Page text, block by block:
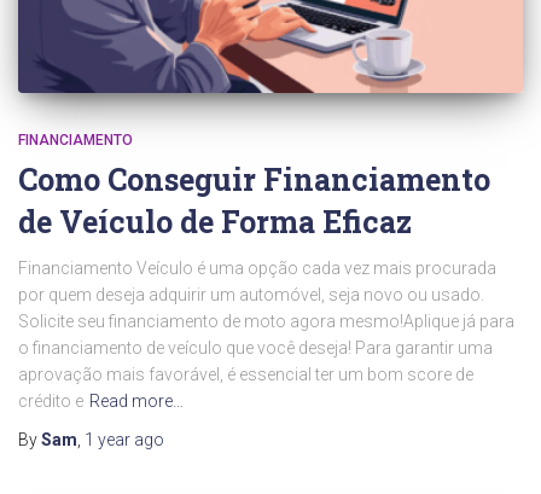
FINANCIAMENTO
Como Conseguir Financiamento
de Veículo de Forma Eficaz
Financiamento Veículo é uma opção cada vez mais procurada
por quem deseja adquirir um automóvel, seja novo ou usado.
Solicite seu financiamento de moto agora mesmo!Aplique já para
o financiamento de veículo que você deseja! Para garantir uma
aprovação mais favorável, é essencial ter um bom score de
crédito e Read more…
BySam 1 year ago